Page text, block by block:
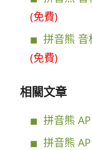
(免費)
拼音熊 音
(免費)
相關文章
拼音熊
拼音熊